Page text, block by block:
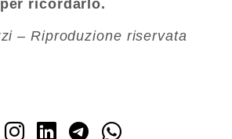
ricordarlo.
– Riproduzione riservata